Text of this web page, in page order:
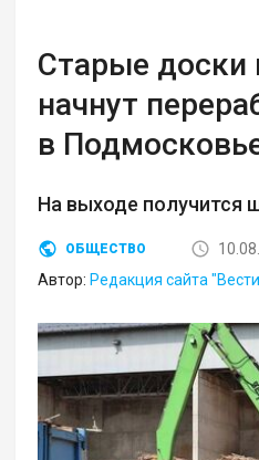
Старые доски
начнут
в
На выходе получится
ОБЩЕСТВО
Автор: Редакция сайта